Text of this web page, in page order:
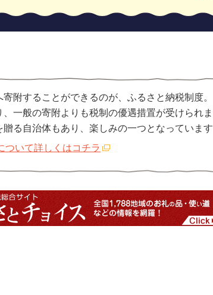
附することができるのが、ふるさと納税制度。
、一般の寄附よりも税制の優遇措置が受けられ
贈る自治体もあり、楽しみの一つとなっていま
ついて詳しくはコチラ